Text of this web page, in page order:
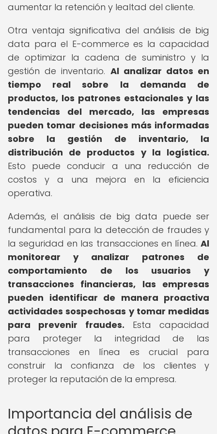
aumentar la retención y lealtad del cliente.
Otra ventaja significativa del análisis de big
data para el E-commerce es la capacidad
de optimizar la cadena de suministro y la
gestión de inventario. Al analizar datos en
tiempo real sobre la demanda de
productos, los patrones estacionales y las
tendencias del mercado, las empresas
pueden tomar decisiones más informadas
sobre la gestión de inventario, la
distribución de productos y la logística.
Esto puede conducir a una reducción de
costos y a una mejora en la eficiencia
operativa.
Además, el análisis de big data puede ser
fundamental para la detección de fraudes y
la seguridad en las transacciones en línea. Al
monitorear y analizar patrones de
comportamiento de los usuarios y
transacciones financieras, las empresas
pueden identificar de manera proactiva
actividades sospechosas y tomar medidas
para prevenir fraudes. Esta capacidad
para proteger la integridad de las
transacciones en línea es crucial para
construir la confianza de los clientes y
proteger la reputación de la empresa.
Importancia del análisis de